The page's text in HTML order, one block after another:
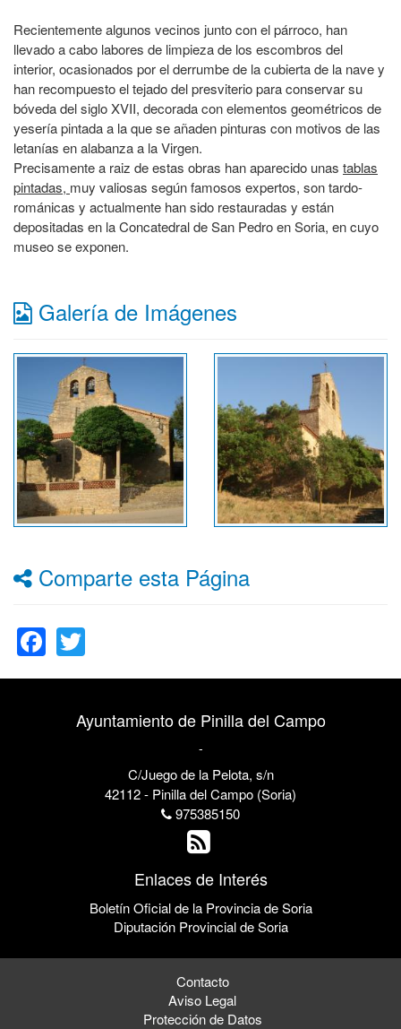
Recientemente algunos vecinos junto con el párroco, han
llevado a cabo labores de limpieza de los escombros del
interior, ocasionados por el derrumbe de la cubierta de la nave y
han recompuesto el tejado del presviterio para conservar su
bóveda del siglo XVII, decorada con elementos geométricos de
yesería pintada a la que se añaden pinturas con motivos de las
letanías en alabanza a la Virgen.
Precisamente a raiz de estas obras han aparecido unas tablas
pintadas, muy valiosas según famosos expertos, son tardo-
románicas y actualmente han sido restauradas y están
depositadas en la Concatedral de San Pedro en Soria, en cuyo
museo se exponen.
Galería de Imágenes
Comparte esta Página
Facebook
Ayuntamiento de Pinilla del Campo
-
C/Juego de la Pelota, s/n
42112 - Pinilla del Campo (Soria)
975385150
Enlaces de Interés
Boletín Oficial de la Provincia de Soria
Diputación Provincial de Soria
Contacto
Aviso Legal
Protección de Datos